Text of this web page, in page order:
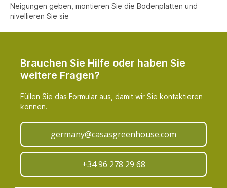
Neigungen geben, montieren Sie die Bodenplatten und
nivellieren Sie sie
Brauchen Sie Hilfe oder haben Sie
weitere Fragen?
Füllen Sie das Formular aus, damit wir Sie kontaktieren
können.
germany@casasgreenhouse.com
+34 96 278 29 68